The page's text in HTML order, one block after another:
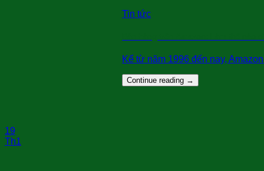
Tin tức
Kể từ năm 1996 đến nay,
Continue reading →
19
Th1